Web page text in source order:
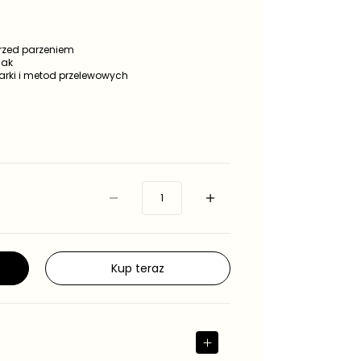
parzeniem
i metod przelewowych
Kup teraz